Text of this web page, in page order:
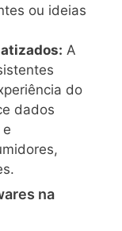
ou ideias
A
do
dados
na